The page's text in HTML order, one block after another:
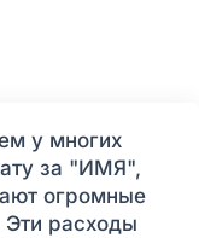
у многих
за "ИМЯ",
огромные
расходы